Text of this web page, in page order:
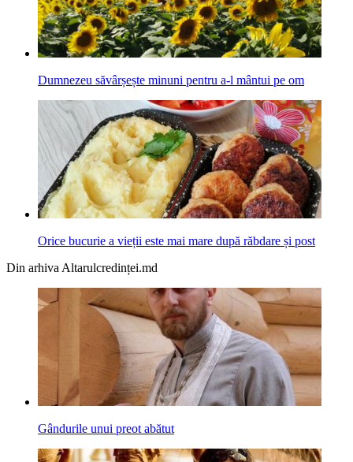
Dumnezeu săvârșește minuni pentru a-l mântui pe om
Orice bucurie a vieții este mai mare după răbdare și post
Din arhiva Altarulcredinței.md
Gândurile unui preot abătut